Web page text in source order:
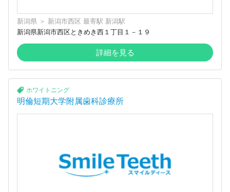
新潟県 ＞ 新潟市西区 最寄駅 新潟駅
新潟県新潟市西区ときめき西１丁目１－１９
詳細を見る
ホワイトニング
明倫短期大学附属歯科診療所